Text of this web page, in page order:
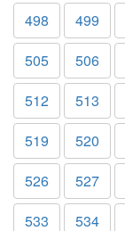
498
499
505
506
512
513
519
520
526
527
533
534